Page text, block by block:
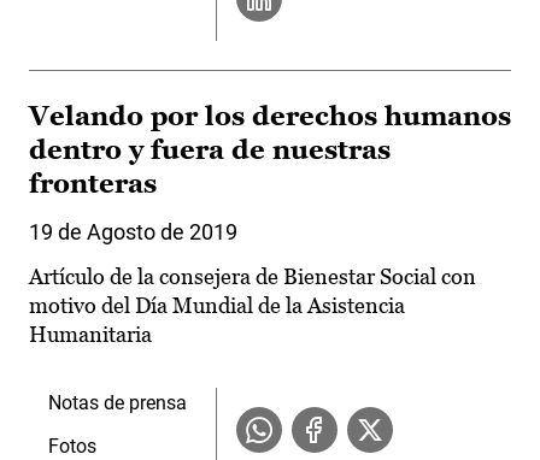
Velando por los derechos humanos
dentro y fuera de nuestras
fronteras
19 de Agosto de 2019
Artículo de la consejera de Bienestar Social con
motivo del Día Mundial de la Asistencia
Humanitaria
Notas de prensa
Fotos